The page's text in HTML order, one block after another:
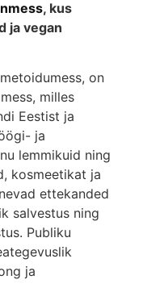
, kus
ja vegan
on
milles
Eestist ja
ja
lemmikuid ning
kosmeetikat ja
ettekanded
salvestus ning
Publiku
ja